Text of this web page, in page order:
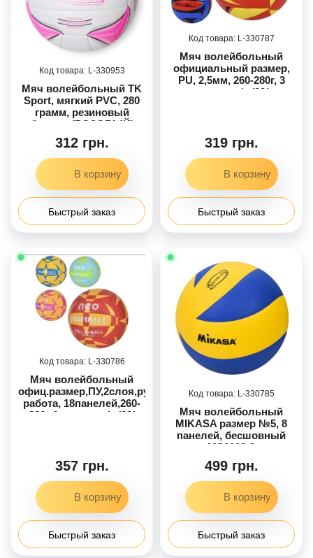
330953
Мяч волейбольный TK
Sport, мягкий PVC, 280
грамм, резиновый
баллон (РОЗОВЫЙ)
312 грн.
Быстрый заказ
330787
Мяч волейбольный
официальный размер,
PU, 2,5мм, 260-280г, 3
вида, в п/э /30/
319 грн.
Быстрый заказ
330786
Мяч волейбольный
офиц.размер,ПУ,2слоя,ручная
работа, 18панелей,260-
280г,4 цвета,в п/е /30/
357 грн.
Быстрый заказ
330785
Мяч волейбольный
MIKASA размер №5, 8
панелей, бесшовный
MS0162-2
499 грн.
Быстрый заказ